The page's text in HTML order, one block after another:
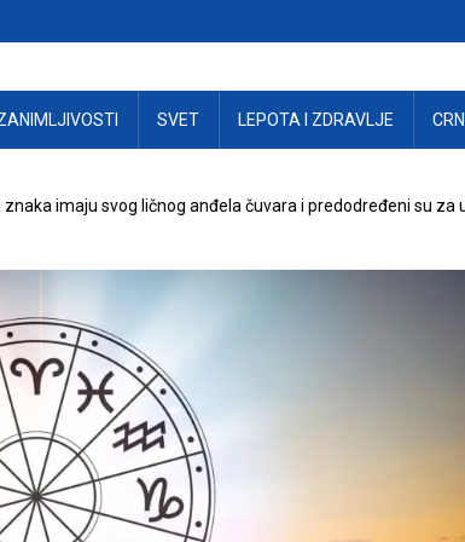
SVET LEPOTA I ZDRAVLJE
imaju svog ličnog anđela čuvara i predodređeni su za